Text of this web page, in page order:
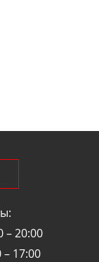
– 20:00
– 17:00